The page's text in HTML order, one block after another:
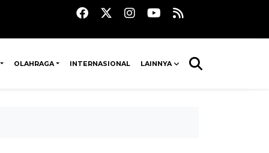
OLAHRAGA INTERNASIONAL LAINNYA